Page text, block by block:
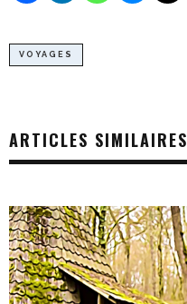
VOYAGES
ARTICLES SIMILAIRES